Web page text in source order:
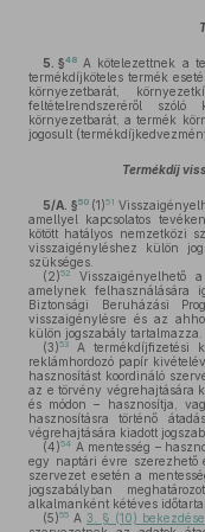
5. §48 A kötelezettnek a
termékdíjköteles termék
környezetbarát,
feltételrendszeréről szóló
környezetbarát, a termék
jogosult
Termékdíj
5/A. §50 (1)51
amellyel kapcsolatos
kötött hatályos nemzetközi
visszaigényléshez külön
szükséges.
(2)52
Visszaigényelhető
amelynek felhasználására
Biztonsági Beruházási
visszaigénylésre és az
külön jogszabály tartalmazza.
(3)53
A termékdíjfizetési
reklámhordozó papír
hasznosítást koordináló
az e törvény végrehajtására
és módon – hasznosítja,
hasznosításra történő
végrehajtására kiadott
(4)54 A mentesség –
egy naptári évre szerezhető
szervezet esetén a
jogszabályban
alkalmanként kétéves
(5)55 A 3. § (10) bekezdése